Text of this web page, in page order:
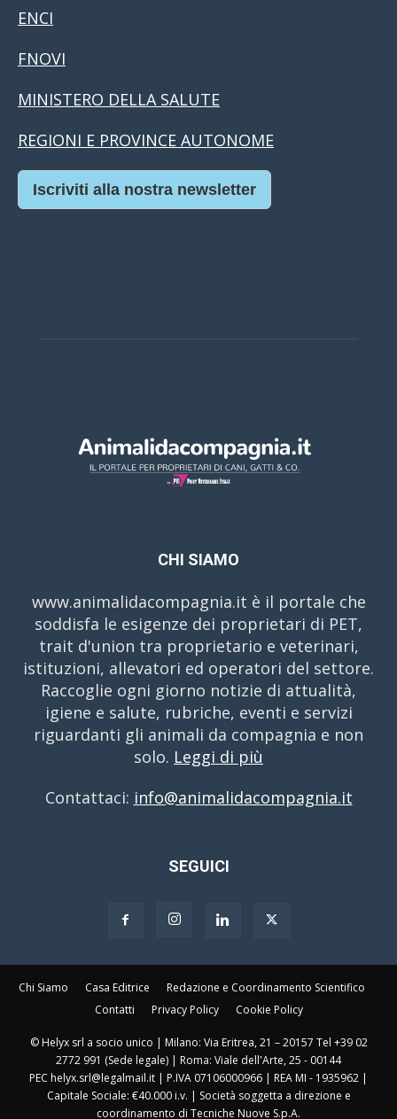
ENCI
FNOVI
MINISTERO DELLA SALUTE
REGIONI E PROVINCE AUTONOME
Iscriviti alla nostra newsletter
CHI SIAMO
www.animalidacompagnia.it è il portale che
soddisfa le esigenze dei proprietari di PET,
trait d'union tra proprietario e veterinari,
istituzioni, allevatori ed operatori del settore.
Raccoglie ogni giorno notizie di attualità,
igiene e salute, rubriche, eventi e servizi
riguardanti gli animali da compagnia e non
solo. Leggi di più
Contattaci: info@animalidacompagnia.it
SEGUICI
Chi Siamo Casa Editrice
Redazione e Coordinamento Scientifico
Contatti
Privacy Policy Cookie Policy
© Helyx srl a socio unico | Milano: Via Eritrea, 21 – 20157 Tel +39 02
2772 991 (Sede legale) | Roma: Viale dell'Arte, 25 - 00144
PEC helyx.srl@legalmail.it | P.IVA 07106000966 | REA MI - 1935962 |
Capitale Sociale: €40.000 i.v. | Società soggetta a direzione e
coordinamento di Tecniche Nuove S.p.A.